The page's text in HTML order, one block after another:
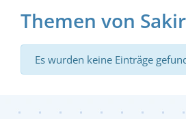
Themen von
Es wurden keine Einträge